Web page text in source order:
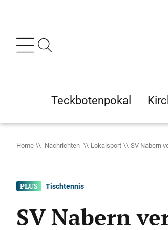
Teckbotenpokal
Home Nachrichten Lokalsport SV Nabern
Tischtennis
SV Nabern